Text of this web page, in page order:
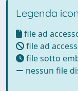
Legenda
file ad
file ad
file sotto
nessun file